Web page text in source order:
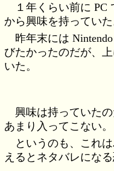
１年くらい前に
から興味を持っていた
昨年末には
びたかったのだが、
いた。
興味は持っていた
あまり入ってこない。
というのも、これ
えるとネタバレにな